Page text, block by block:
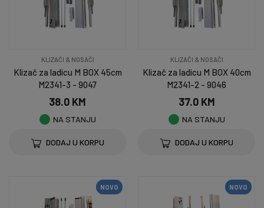
KLIZAČI & NOSAČI
Klizač za ladicu M BOX 45cm
M2341-3 - 9047
38.0 KM
NA STANJU
DODAJ U KORPU
KLIZAČI & NOSAČI
Klizač za ladicu M BOX 40cm
M2341-2 - 9046
37.0 KM
NA STANJU
DODAJ U KORPU
NOVO NOVO